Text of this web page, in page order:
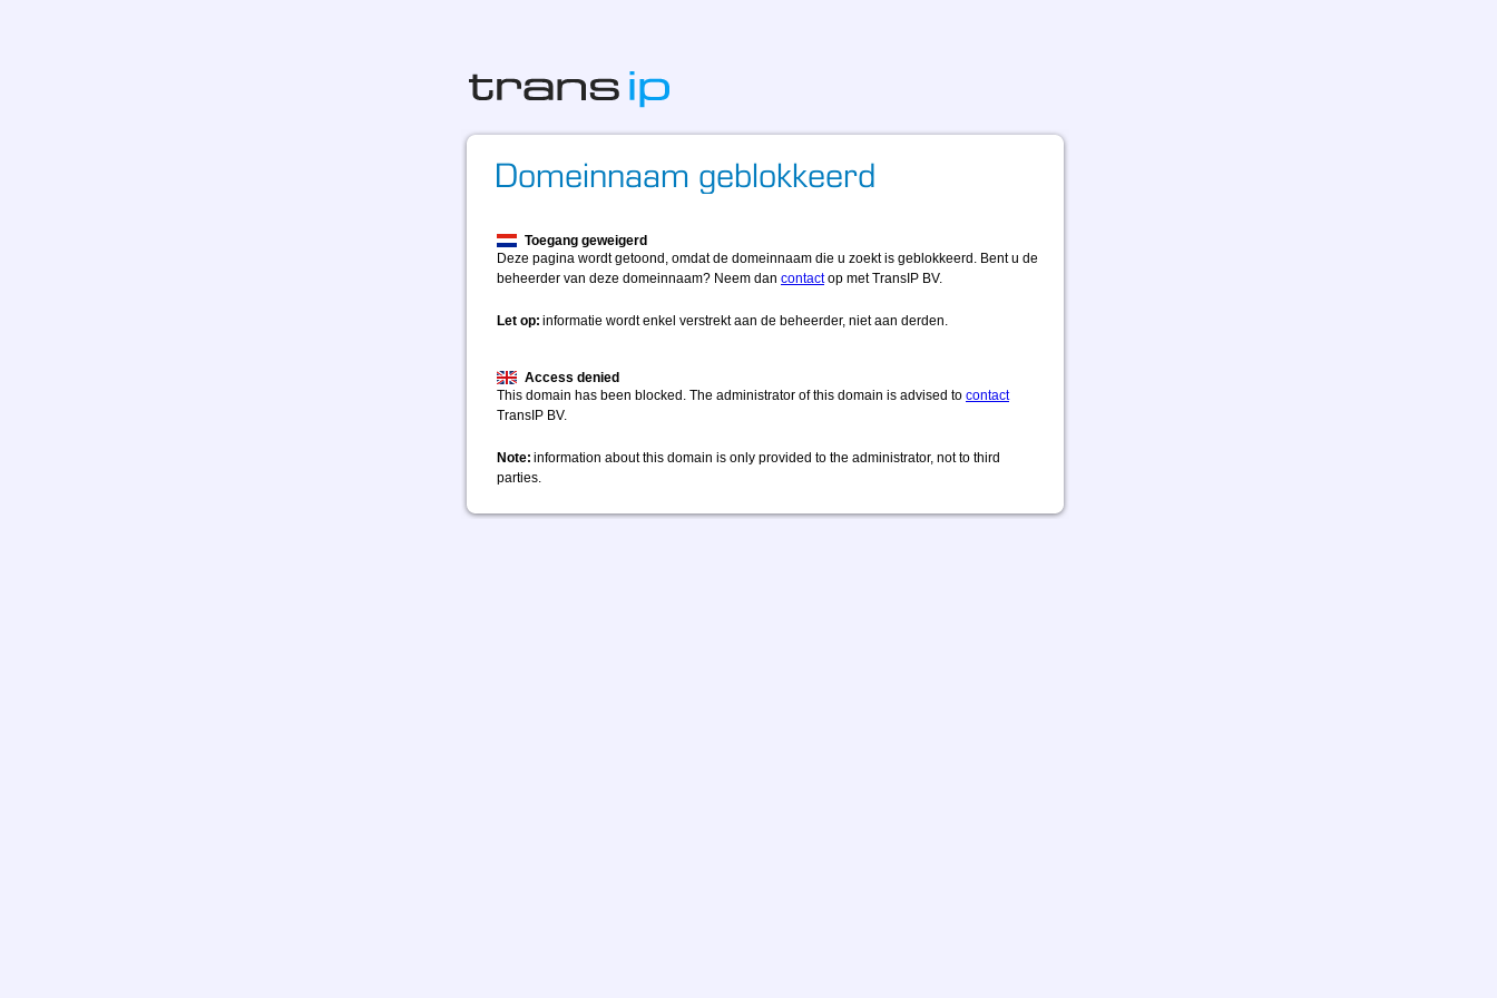
Toegang geweigerd
Deze pagina wordt getoond, omdat de domeinnaam die u zoekt is geblokkeerd. Bent u de
beheerder van deze domeinnaam? Neem dan contactop met TransIP BV.
Let op: informatie wordt enkel verstrekt aan de beheerder, niet aan derden.
Access denied
This domain has been blocked. The administrator of this domain is advised to contact
TransIP BV.
Note: information about this domain is only provided to the administrator, not to third
parties.